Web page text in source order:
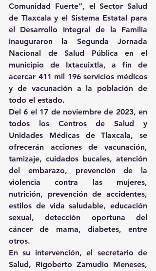
Comunidad Fuerte”, el Sector Salud
de Tlaxcala y el Sistema Estatal para
el Desarrollo Integral de la Familia
inauguraron la Segunda Jornada
Nacional de Salud Pública en el
municipio de Ixtacuixtla, a fin de
acercar 411 mil 196 servicios médicos
y de vacunación a la población de
todo el estado.
Del 6 el 17 de noviembre de 2023, en
todos los Centros de Salud y
Unidades Médicas de Tlaxcala, se
ofrecerán acciones de vacunación,
tamizaje, cuidados bucales, atención
del embarazo, prevención de la
violencia contra las mujeres,
nutrición, prevención de accidentes,
estilos de vida saludable, educación
sexual, detección oportuna del
cáncer de mama, diabetes, entre
otros.
En su intervención, el secretario de
Salud, Rigoberto Zamudio Meneses,